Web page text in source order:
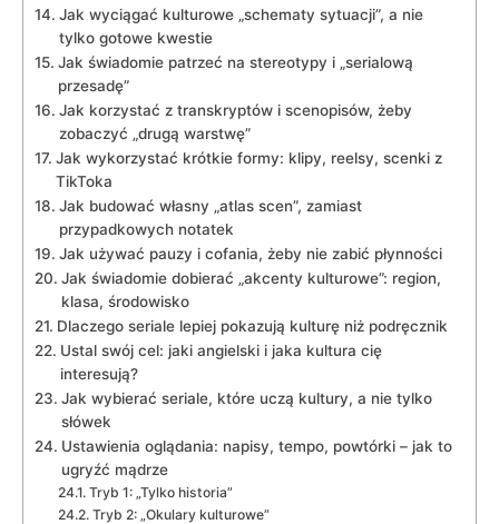
Jak wyciągać kulturowe „schematy sytuacji”, a nie
tylko gotowe kwestie
Jak świadomie patrzeć na stereotypy i „serialową
przesadę”
Jak korzystać z transkryptów i scenopisów, żeby
zobaczyć „drugą warstwę”
Jak wykorzystać krótkie formy: klipy, reelsy, scenki z
TikToka
Jak budować własny „atlas scen”, zamiast
przypadkowych notatek
Jak używać pauzy i cofania, żeby nie zabić płynności
Jak świadomie dobierać „akcenty kulturowe”: region,
klasa, środowisko
Dlaczego seriale lepiej pokazują kulturę niż podręcznik
Ustal swój cel: jaki angielski i jaka kultura cię
interesują?
Jak wybierać seriale, które uczą kultury, a nie tylko
słówek
Ustawienia oglądania: napisy, tempo, powtórki – jak to
ugryźć mądrze
Tryb 1: „Tylko historia”
Tryb 2: „Okulary kulturowe”